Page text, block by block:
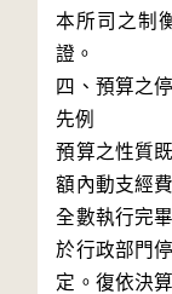
本所司之制
證。
四、預算之
先例
預算之性質
額內動支經
全數執行完
於行政部門
定。復依決